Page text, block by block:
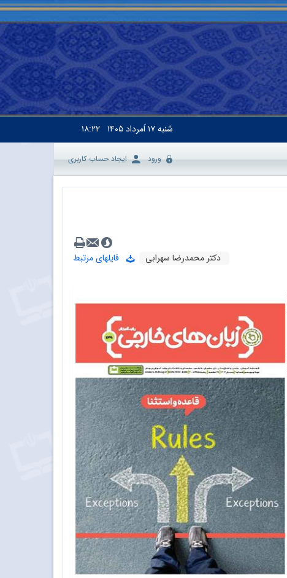
شنبه۱۷ اَمرداد ۱۴۰۵ ۱۸:۲۲
ورود ایجاد حساب کاربری
دکتر محمدرضا سهرابی
فایلهای مرتبط